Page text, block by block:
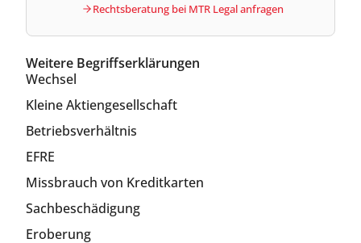
Rechtsberatung bei MTR Legal anfragen
Weitere Begriffserklärungen
Wechsel
Kleine Aktiengesellschaft
Betriebsverhältnis
EFRE
Missbrauch von Kreditkarten
Sachbeschädigung
Eroberung